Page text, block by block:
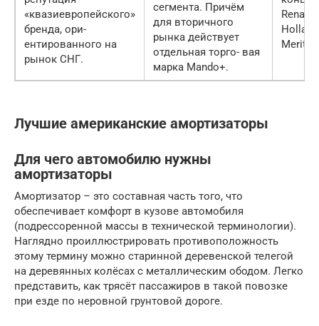
«квазиевропейского»
бренда, ори-
ентированного на
рынок СНГ.
сегмента. Причём
для вторичного
рынка действует
отдельная торго- вая
марка Mando+.
Meritor
Лучшие американские амортизаторы
Для чего автомобилю нужны
амортизаторы
Амортизатор – это составная часть того, что
обеспечивает комфорт в кузове автомобиля
(подрессоренной массы в технической терминологии).
Наглядно проиллюстрировать противоположность
этому термину можно старинной деревенской телегой
на деревянных колёсах с металлическим ободом. Легко
представить, как трясёт пассажиров в такой повозке
при езде по неровной грунтовой дороге.